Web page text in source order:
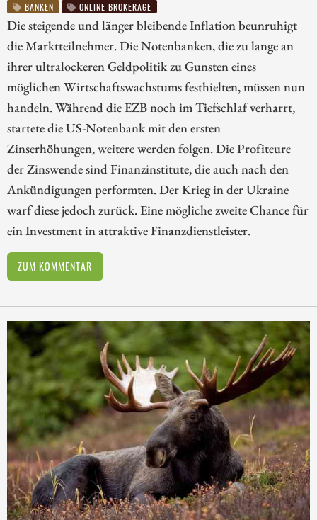
BANKEN ONLINE BROKERAGE
Die steigende und länger bleibende Inflation beunruhigt
die Marktteilnehmer. Die Notenbanken, die zu lange an
ihrer ultralockeren Geldpolitik zu Gunsten eines
möglichen Wirtschaftswachstums festhielten, müssen nun
handeln. Während die EZB noch im Tiefschlaf verharrt,
startete die US-Notenbank mit den ersten
Zinserhöhungen, weitere werden folgen. Die Profiteure
der Zinswende sind Finanzinstitute, die auch nach den
Ankündigungen performten. Der Krieg in der Ukraine
warf diese jedoch zurück. Eine mögliche zweite Chance für
ein Investment in attraktive Finanzdienstleister.
ZUM KOMMENTAR